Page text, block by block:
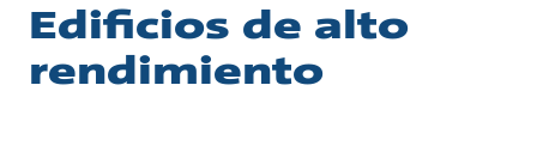
Edificios de alto
rendimiento